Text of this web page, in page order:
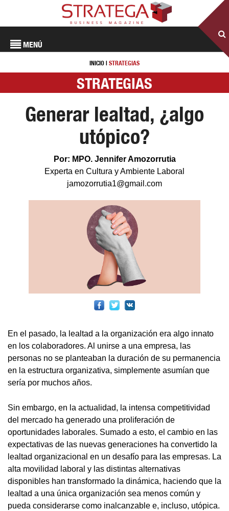
MENÚ
INICIO | STRATEGIAS
STRATEGIAS
Generar lealtad, ¿algo
utópico?
Por: MPO. Jennifer Amozorrutia
Experta en Cultura y Ambiente Laboral
jamozorrutia1@gmail.com
En el pasado, la lealtad a la organización era algo innato
en los colaboradores. Al unirse a una empresa, las
personas no se planteaban la duración de su permanencia
en la estructura organizativa, simplemente asumían que
sería por muchos años.
Sin embargo, en la actualidad, la intensa competitividad
del mercado ha generado una proliferación de
oportunidades laborales. Sumado a esto, el cambio en las
expectativas de las nuevas generaciones ha convertido la
lealtad organizacional en un desafío para las empresas. La
alta movilidad laboral y las distintas alternativas
disponibles han transformado la dinámica, haciendo que la
lealtad a una única organización sea menos común y
pueda considerarse como inalcanzable e, incluso, utópica.